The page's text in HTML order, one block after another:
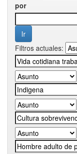
por
Filtros actuales: